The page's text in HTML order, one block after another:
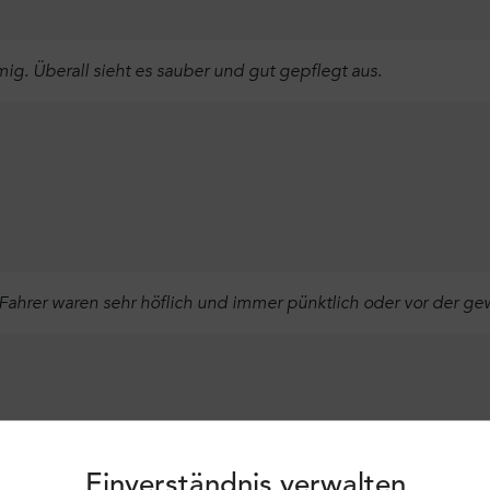
Überall sieht es sauber und gut gepflegt aus.
waren sehr höflich und immer pünktlich oder vor der
Verwende weiterhin die folgenden: